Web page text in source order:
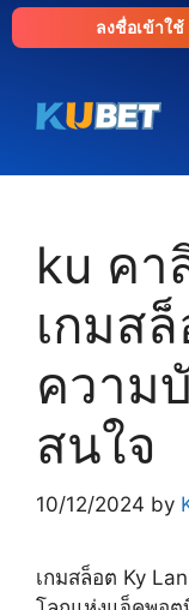
Skip
to
ลงชื่อเข้าใช้
ku คา
เกมส
ความ
สนใจ
10/12/2024 by
เกมสล็อต Ky